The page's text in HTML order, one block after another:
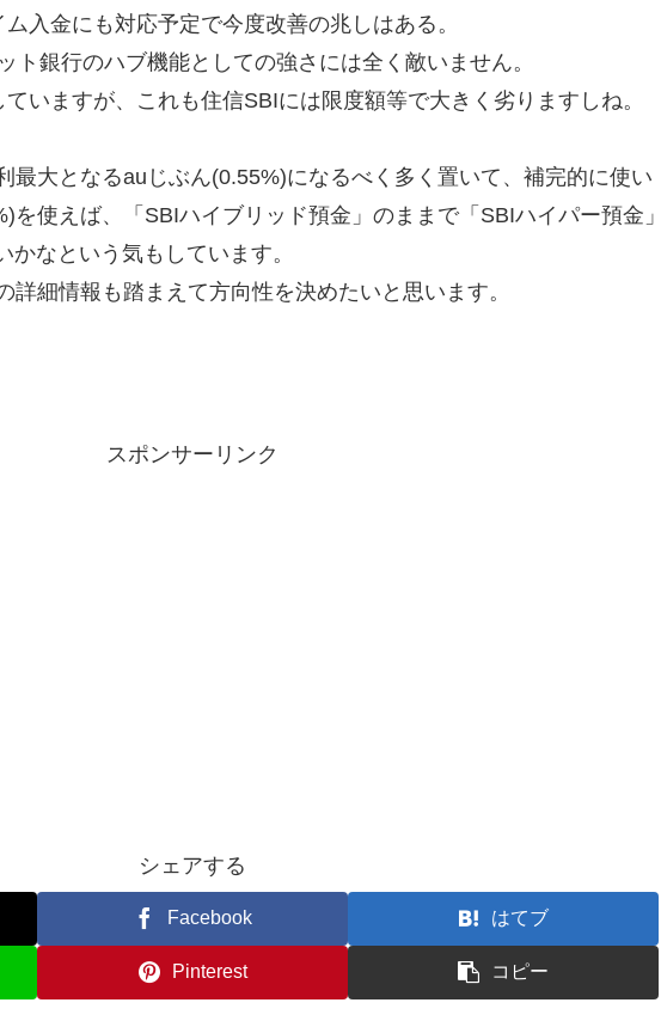
入金にも対応予定で今度改善の兆しはある。
ト銀行のハブ機能としての強さには全く敵いません。
いますが、これも住信SBIには限度額等で大きく劣りますしね。
最大となるauじぶん(0.55%)になるべく多く置いて、補完的に使い
を使えば、「SBIハイブリッド預金」のままで「SBIハイパー預金」
かなという気もしています。
詳細情報も踏まえて方向性を決めたいと思います。
スポンサーリンク
シェアする
Facebook はてブ
Pinterest コピー